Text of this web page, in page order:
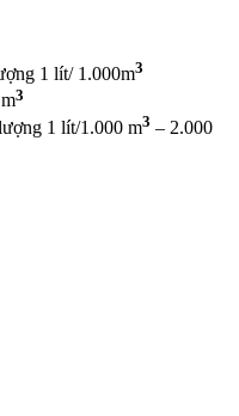
1 lít/ 1.000m3
3
1 lít/1.000 m3 – 2.000